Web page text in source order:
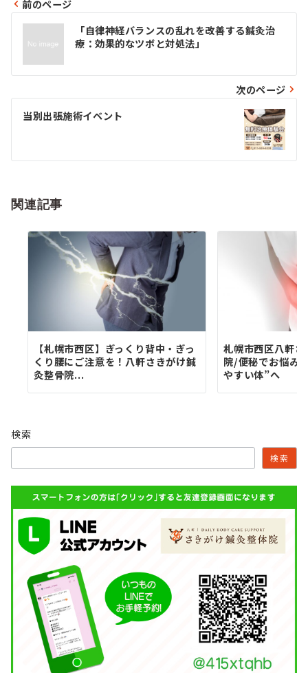
投
ナ
ビ
ゲ
シ
ン
前のページ
「自律神経バランスの乱れを改善する鍼灸治
療：効果的なツボと対処法」
次のページ
当別出張施術イベント
関連記事
【札幌市西区】ぎっくり背中・ぎっ
くり腰にご注意を！八軒さきがけ鍼
灸整骨院...
札幌市西区八軒
院/便秘でお悩み
やすい体”へ
検索
検索